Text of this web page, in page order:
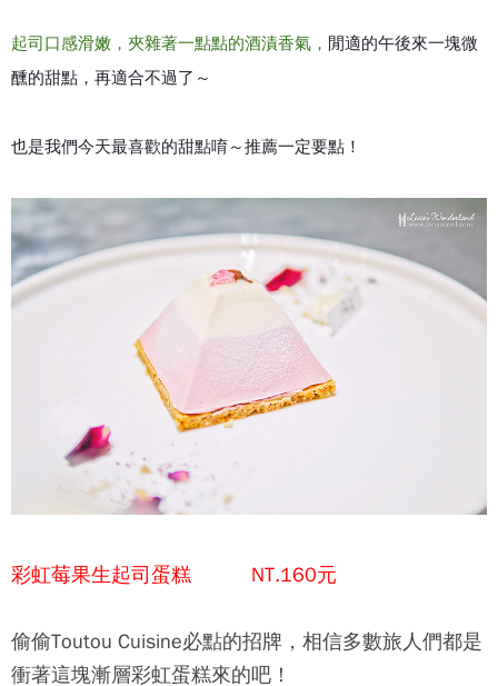
起司口感滑嫩，夾雜著一點點的酒漬香氣， 閒適的午後來一塊微
醺的甜點，再適合不過了～
也是我們今天最喜歡的甜點唷～推薦一定要點！
彩虹莓果生起司蛋糕 NT.160元
偷偷Toutou Cuisine必點的招牌，相信多數旅人們都是
衝著這塊漸層彩虹蛋糕來的吧！